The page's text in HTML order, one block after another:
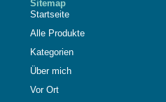
Sitemap
Startseite
Alle Produkte
Kategorien
Über mich
Vor Ort